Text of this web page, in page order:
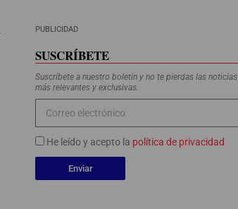
PUBLICIDAD
SUSCRÍBETE
Suscríbete a nuestro boletín y no te pierdas las noticias
más relevantes y exclusivas.
He leído y acepto la política de privacidad
Enviar